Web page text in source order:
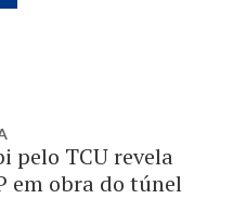
pelo TCU revela
em obra do túnel